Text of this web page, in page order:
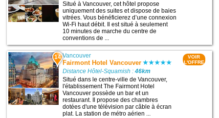
Situé à Vancouver, cet hôtel propose
uniquement des suites et dispose de baies
vitrées. Vous bénéficierez d’une connexion
Wi-Fi haut débit. Il est situé à seulement
10 minutes de marche du centre de
conventions de ...
14 Vancouver
Fairmont Hotel Vancouver
Distance Hôtel-Squamish :46km
Situé dans le centre-ville de Vancouver,
l'établissement The Fairmont Hotel
Vancouver possède un bar et un
restaurant. Il propose des chambres
dotées d'une télévision par câble à écran
plat. La station de métro aérien ...
VOIR
L'OFFRE